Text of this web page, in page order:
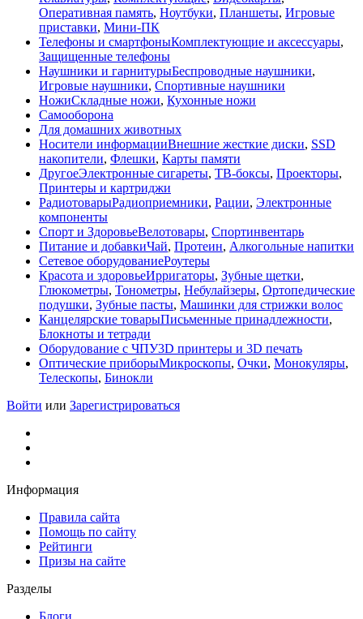
Оперативная память, Ноутбуки, Планшеты, Игровые
приставки, Мини-ПК
Телефоны и смартфоныКомплектующие и аксессуары,
Защищенные телефоны
Наушники и гарнитурыБеспроводные наушники,
Игровые наушники, Спортивные наушники
НожиСкладные ножи, Кухонные ножи
Самооборона
Для домашних животных
Носители информацииВнешние жесткие диски, SSD
накопители, Флешки, Карты памяти
ДругоеЭлектронные сигареты, ТВ-боксы, Проекторы,
Принтеры и картриджи
РадиотоварыРадиоприемники, Рации, Электронные
компоненты
Спорт и ЗдоровьеВелотовары, Спортинвентарь
Питание и добавкиЧай, Протеин, Алкогольные напитки
Сетевое оборудованиеРоутеры
Красота и здоровьеИрригаторы, Зубные щетки,
Глюкометры, Тонометры, Небулайзеры, Ортопедические
подушки, Зубные пасты, Машинки для стрижки волос
Канцелярские товарыПисьменные принадлежности,
Блокноты и тетради
Оборудование с ЧПУ3D принтеры и 3D печать
Оптические приборыМикроскопы, Очки, Монокуляры,
Телескопы, Бинокли
Войти или Зарегистрироваться
Информация
Правила сайта
Помощь по сайту
Рейтинги
Призы на сайте
Разделы
Блоги